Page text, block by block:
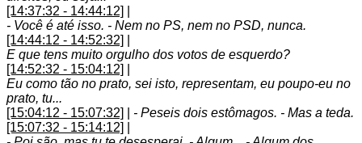
[14:37:32 - 14:44:12]
- Você é até isso. - Nem no PS, nem no PSD, nunca.
[14:44:12 - 14:52:32]
E que tens muito orgulho dos votos de esquerdo?
[14:52:32 - 15:04:12]
Eu como tão no prato, sei isto, representam, eu poupo-eu no
prato, tu...
[15:04:12 - 15:07:32]
- Peseis dois estômagos. - Mas a teda.
[15:07:32 - 15:14:12]